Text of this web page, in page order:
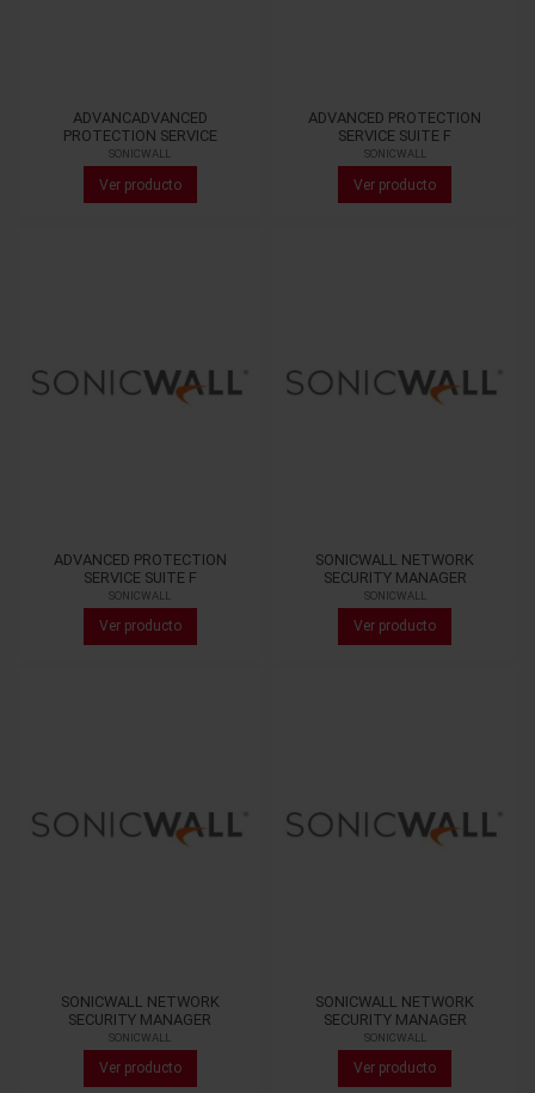
ADVANCADVANCED
PROTECTION SERVICE
SONICWALL
Ver producto
ADVANCED PROTECTION
SERVICE SUITE F
SONICWALL
Ver producto
ADVANCED PROTECTION
SERVICE SUITE F
SONICWALL
Ver producto
SONICWALL NETWORK
SECURITY MANAGER
SONICWALL
Ver producto
SONICWALL NETWORK
SECURITY MANAGER
SONICWALL
Ver producto
SONICWALL NETWORK
SECURITY MANAGER
SONICWALL
Ver producto